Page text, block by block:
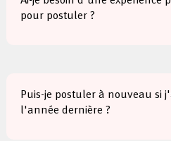
pour postuler ?
Puis-je postuler à nouveau si
l'année dernière ?